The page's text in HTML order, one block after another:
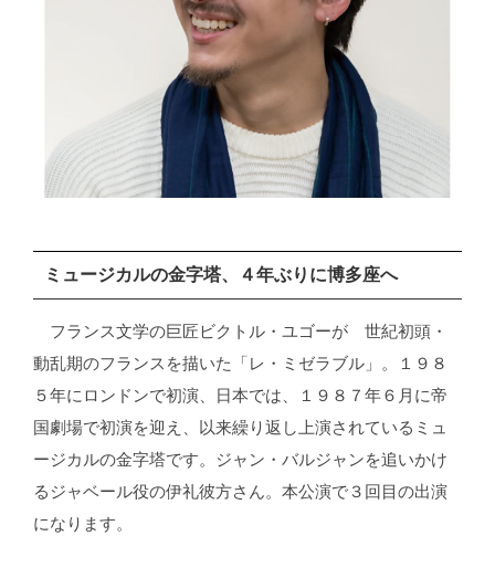
ミュージカルの金字塔、４年ぶりに博多座へ
フランス文学の巨匠ビクトル・ユゴーが 世紀初頭・
動乱期のフランスを描いた「レ・ミゼラブル」。１９８
５年にロンドンで初演、日本では、１９８７年６月に帝
国劇場で初演を迎え、以来繰り返し上演されているミュ
ージカルの金字塔です。ジャン・バルジャンを追いかけ
るジャベール役の伊礼彼方さん。本公演で３回目の出演
になります。